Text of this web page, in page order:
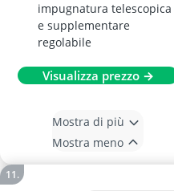
impugnatura telescopica
e supplementare
regolabile
Visualizza prezzo →
Mostra di più
Mostra meno